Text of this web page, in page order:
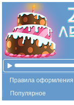
Правила оформления
Популярное